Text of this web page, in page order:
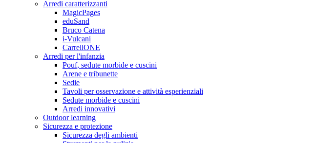
Arredi caratterizzanti
MagicPages
eduSand
Bruco Catena
i-Vulcani
CarrellONE
Arredi per l'infanzia
Pouf, sedute morbide e cuscini
Arene e tribunette
Sedie
Tavoli per osservazione e attività esperienziali
Sedute morbide e cuscini
Arredi innovativi
Outdoor learning
Sicurezza e protezione
Sicurezza degli ambienti